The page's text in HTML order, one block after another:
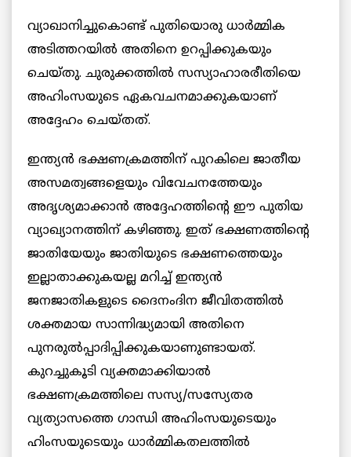
വ്യാഖാനിച്ചുകൊണ്ട് പുതിയൊരു ധാര്‍മ്മിക
അടിത്തറയില്‍ അതിനെ ഉറപ്പിക്കുകയും
ചെയ്തു. ചുരുക്കത്തില്‍ സസ്യാഹാരരീതിയെ
അഹിംസയുടെ ഏകവചനമാക്കുകയാണ്
അദ്ദേഹം ചെയ്തത്.
ഇന്ത്യന്‍ ഭക്ഷണക്രമത്തിന് പുറകിലെ ജാതീയ
അസമത്വങ്ങളെയും വിവേചനത്തേയും
അദൃശ്യമാക്കാന്‍ അദ്ദേഹത്തിന്റെ ഈ പുതിയ
വ്യാഖ്യാനത്തിന് കഴിഞ്ഞു. ഇത് ഭക്ഷണത്തിന്റെ
ജാതിയേയും ജാതിയുടെ ഭക്ഷണത്തെയും
ഇല്ലാതാക്കുകയല്ല മറിച്ച് ഇന്ത്യന്‍
ജനജാതികളുടെ ദൈനംദിന ജീവിതത്തില്‍
ശക്തമായ സാന്നിദ്ധ്യമായി അതിനെ
പുനരുല്‍പ്പാദിപ്പിക്കുകയാണുണ്ടായത്.
കുറച്ചുകൂടി വ്യക്തമാക്കിയാല്‍
ഭക്ഷണക്രമത്തിലെ സസ്യ/സസ്യേതര
വ്യത്യാസത്തെ ഗാന്ധി അഹിംസയുടെയും
ഹിംസയുടെയും ധാര്‍മ്മികതലത്തില്‍